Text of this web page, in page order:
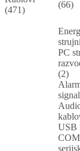
(471)
(66)
PC
(2)
USB
COM